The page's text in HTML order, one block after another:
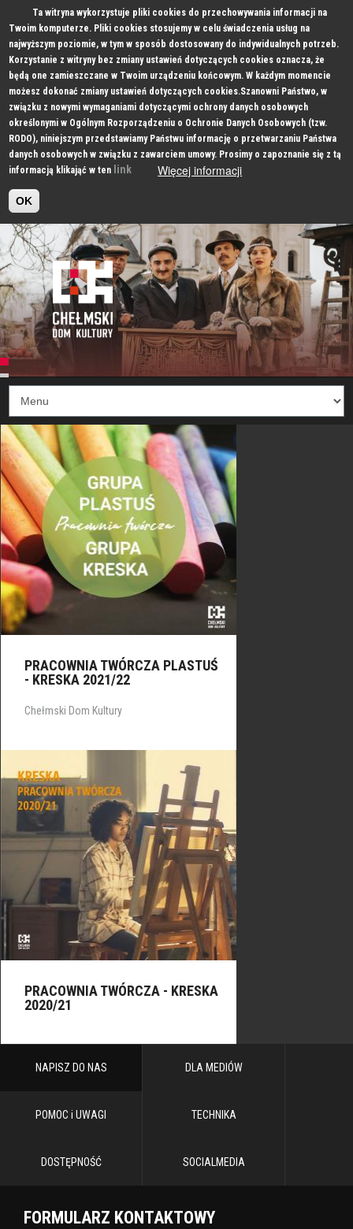
Ta witryna wykorzystuje pliki cookies do przechowywania informacji na
Twoim komputerze. Pliki cookies stosujemy w celu świadczenia usług na
najwyższym poziomie, w tym w sposób dostosowany do indywidualnych potrzeb.
Korzystanie z witryny bez zmiany ustawień dotyczących cookies oznacza, że
będą one zamieszczane w Twoim urządzeniu końcowym. W każdym momencie
możesz dokonać zmiany ustawień dotyczących cookies.Szanowni Państwo, w
związku z nowymi wymaganiami dotyczącymi ochrony danych osobowych
określonymi w Ogólnym Rozporządzeniu o Ochronie Danych Osobowych (tzw.
RODO), niniejszym przedstawiamy Państwu informację o przetwarzaniu Państwa
danych osobowych w związku z zawarciem umowy. Prosimy o zapoznanie się z tą
informacją klikająć w ten link Więcej informacji
OK
PRACOWNIA TWÓRCZA PLASTUŚ
- KRESKA 2021/22
Chełmski Dom Kultury
PRACOWNIA TWÓRCZA - KRESKA
2020/21
NAPISZ DO NAS DLA MEDIÓW
POMOC i UWAGI TECHNIKA
DOSTĘPNOŚĆ SOCIALMEDIA
FORMULARZ KONTAKTOWY